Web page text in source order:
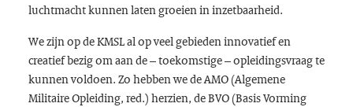
luchtmacht kunnen laten groeien in inzetbaarheid.
We zijn op de KMSL al op veel gebieden innovatief en
creatief bezig om aan de – toekomstige – opleidingsvraag te
kunnen voldoen. Zo hebben we de AMO (Algemene
Militaire Opleiding, red.) herzien, de BVO (Basis Vorming